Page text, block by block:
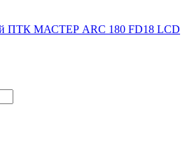
ПТК МАСТЕР ARC 180 FD18 LCD